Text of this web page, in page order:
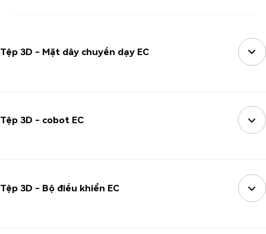
Tệp 3D - Mặt dây chuyền dạy EC
Tệp 3D - cobot EC
Tệp 3D - Bộ điều khiển EC